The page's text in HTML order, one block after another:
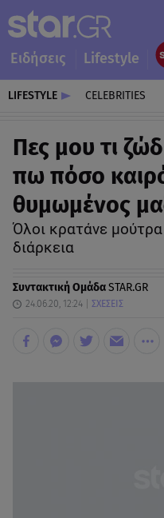
Ειδήσεις Lifestyle
LIFESTYLE CELEBRITIES
Πες μου τι
πω πόσο
θυμωμένος
Όλοι κρατάνε
διάρκεια
Συντακτική ΟμάδαSTAR.GR
24.06.20, 12:24 ΣΧΕΣΕΙΣ